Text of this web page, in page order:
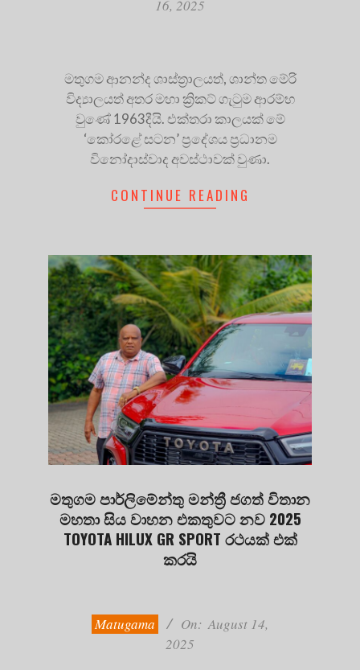
16, 2025
මතුගම ආනන්ද ශාස්ත්‍රාලයත්, ශාන්ත මේරි
විද්‍යාලයත් අතර මහා ක්‍රිකට් ගැටුම ආරම්භ
වුණේ 1963දීයි. එක්තරා කාලයක් මේ
‘කෝරළේ සටන’ ප්‍රදේශය ප්‍රධානම
විනෝදාස්වාද අවස්ථාවක් වුණා.
CONTINUE READING
මතුගම පාර්ලිමේන්තු මන්ත්‍රී ජගත් විතාන
මහතා සිය වාහන එකතුවට නව 2025
TOYOTA HILUX GR SPORT රථයක් එක්
කරයි
Matugama On: August 14,
2025